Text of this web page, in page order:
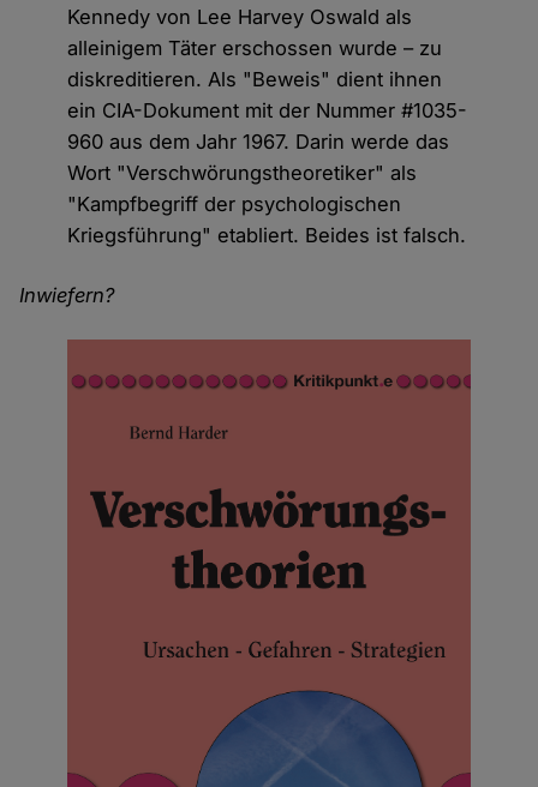
Kennedy von Lee Harvey Oswald als
alleinigem Täter erschossen wurde – zu
diskreditieren. Als "Beweis" dient ihnen
ein CIA-Dokument mit der Nummer #1035-
960 aus dem Jahr 1967. Darin werde das
Wort "Verschwörungstheoretiker" als
"Kampfbegriff der psychologischen
Kriegsführung" etabliert. Beides ist falsch.
Inwiefern?